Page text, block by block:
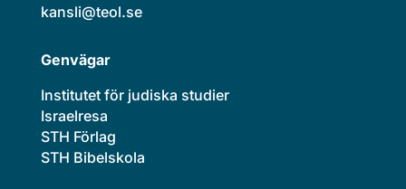
kansli@teol.se
Genvägar
Institutet för judiska studier
Israelresa
STH Förlag
STH Bibelskola